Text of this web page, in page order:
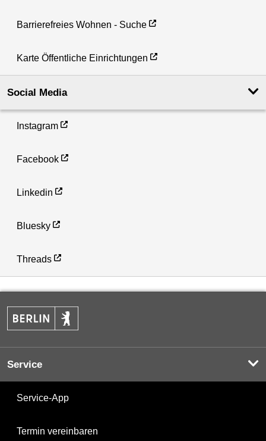
Barrierefreies Wohnen - Suche
Karte Öffentliche Einrichtungen
Social Media
Instagram
Facebook
Linkedin
Bluesky
Threads
Service
Service-App
Termin vereinbaren